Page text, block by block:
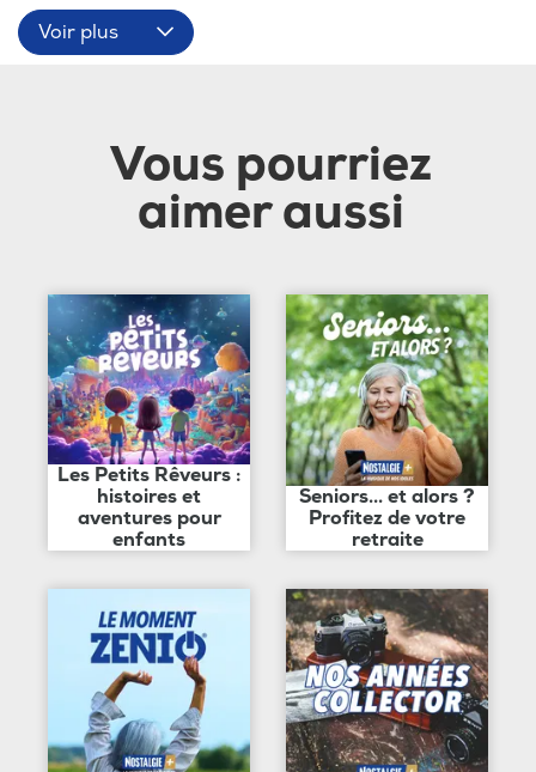
Voir plus
Vous pourriez
aimer aussi
Les Petits Rêveurs :
histoires et
aventures pour
enfants
Seniors... et alors ?
Profitez de votre
retraite